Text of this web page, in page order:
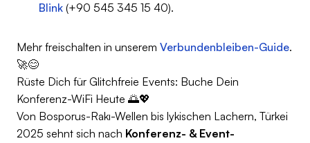
Blink (+90 545 345 15 40).
Mehr freischalten in unserem Verbundenbleiben-Guide.
🚀😊
Rüste Dich für Glitchfreie Events: Buche Dein
Konferenz-WiFi Heute 🌅💖
Von Bosporus-Rakı-Wellen bis lykischen Lachern, Türkei
2025 sehnt sich nach Konferenz- & Event-